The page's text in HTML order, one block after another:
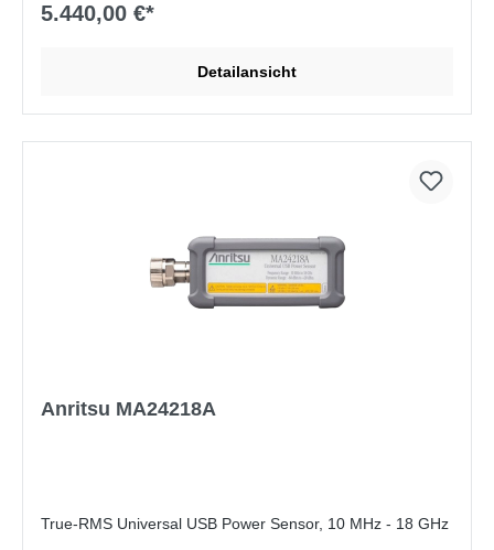
5.440,00 €*
Detailansicht
Anritsu MA24218A
True-RMS Universal USB Power Sensor, 10 MHz - 18 GHz